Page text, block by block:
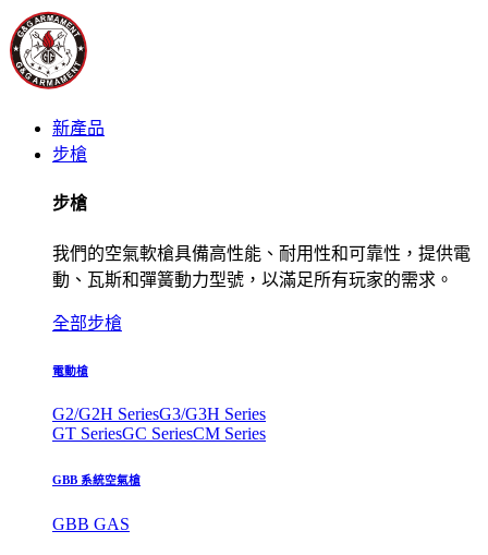
新產品
步槍
步槍
我們的空氣軟槍具備高性能、耐用性和可靠性，提供電
動、瓦斯和彈簧動力型號，以滿足所有玩家的需求。
全部步槍
電動槍
G2/G2H SeriesG3/G3H Series
GT SeriesGC SeriesCM Series
GBB 系統空氣槍
GBB GAS